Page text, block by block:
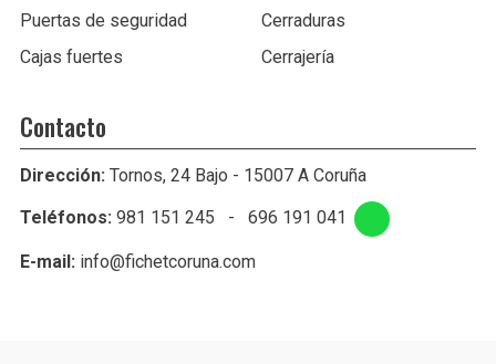
Puertas de seguridad
Cerraduras
Cajas fuertes
Cerrajería
Contacto
Dirección: Tornos, 24 Bajo - 15007 A Coruña
Teléfonos: 981 151 245 - 696 191 041
E-mail: info@fichetcoruna.com